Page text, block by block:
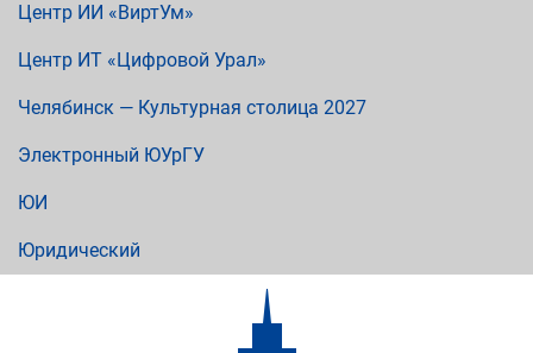
Центр ИИ «ВиртУм»
Центр ИТ «Цифровой Урал»
Челябинск — Культурная столица 2027
Электронный ЮУрГУ
ЮИ
Юридический